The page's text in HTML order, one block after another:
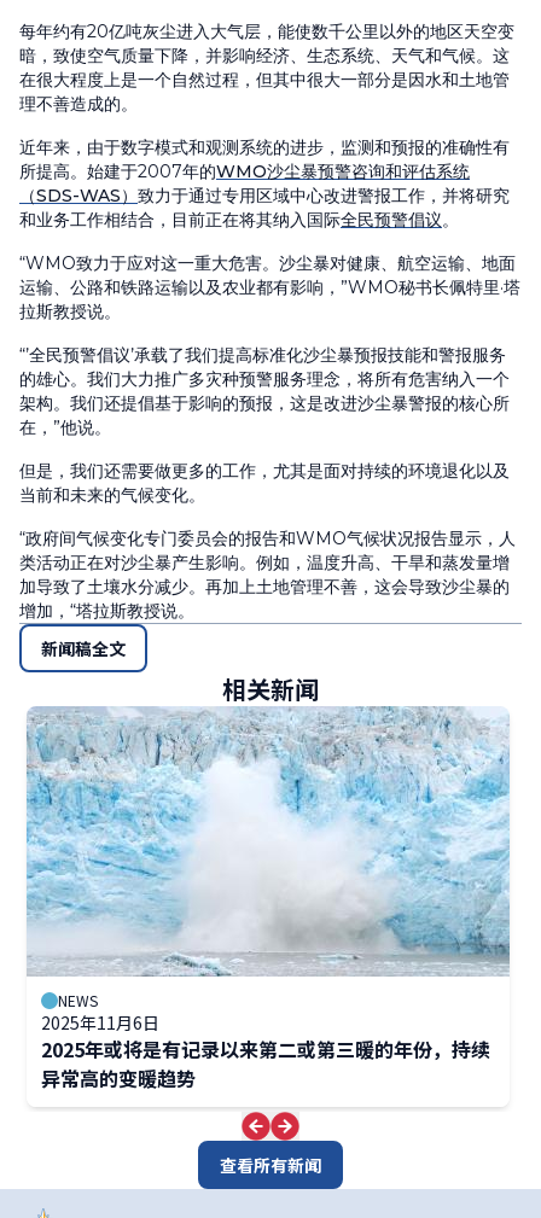
每年约有20亿吨灰尘进入大气层，能使数千公里以外的地区天空变
暗，致使空气质量下降，并影响经济、生态系统、天气和气候。这
在很大程度上是一个自然过程，但其中很大一部分是因水和土地管
理不善造成的。
近年来，由于数字模式和观测系统的进步，监测和预报的准确性有
所提高。始建于2007年的WMO沙尘暴预警咨询和评估系统
（SDS-WAS） 致力于通过专用区域中心改进警报工作，并将研究
和业务工作相结合，目前正在将其纳入国际全民预警倡议。
“WMO致力于应对这一重大危害。沙尘暴对健康、航空运输、地面
运输、公路和铁路运输以及农业都有影响，”WMO秘书长佩特里·塔
拉斯教授说。
“’全民预警倡议’承载了我们提高标准化沙尘暴预报技能和警报服务
的雄心。我们大力推广多灾种预警服务理念，将所有危害纳入一个
架构。我们还提倡基于影响的预报，这是改进沙尘暴警报的核心所
在，”他说。
但是，我们还需要做更多的工作，尤其是面对持续的环境退化以及
当前和未来的气候变化。
“政府间气候变化专门委员会的报告和WMO气候状况报告显示，人
类活动正在对沙尘暴产生影响。例如，温度升高、干旱和蒸发量增
加导致了土壤水分减少。再加上土地管理不善，这会导致沙尘暴的
增加，“塔拉斯教授说。
新闻稿全文
相关新闻
NEWS
2025年11月6日
2025年或将是有记录以来第二或第三暖的年份，持续
异常高的变暖趋势
查看所有新闻